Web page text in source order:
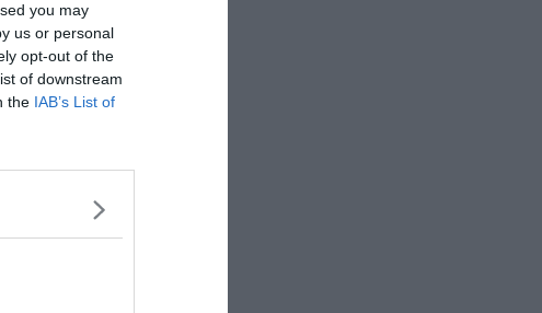
you may
us or personal
opt-out of the
of downstream
the IAB’s List of